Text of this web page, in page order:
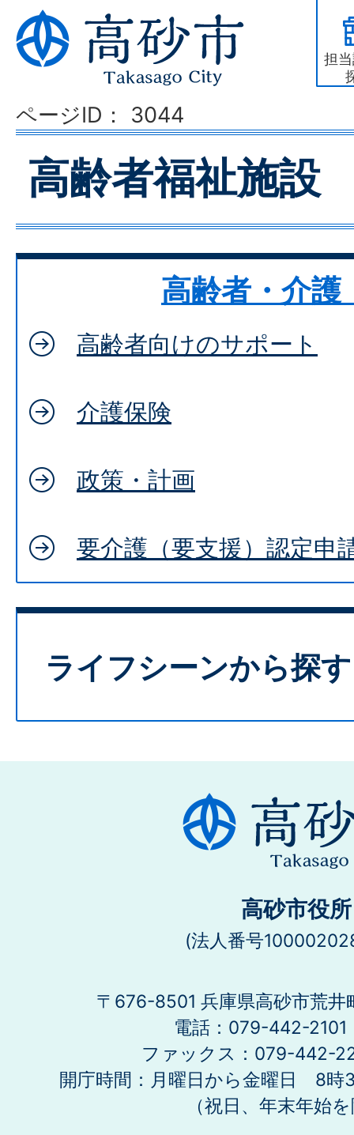
担
ページID： 3044
高齢者福祉施設
高齢者・介護
高齢者向けのサポート
介護保険
政策・計画
要介護（要支援）認定申
ライフシーンから探す
高砂市役所
(法人番号
〒676-8501 兵庫県高砂市荒井
電話：079-442-2101
ファックス：079-442-
開庁時間：月曜日から金曜日 8時
（祝日、年末年始